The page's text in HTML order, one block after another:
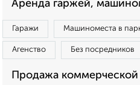
Аренда гаржей,
Гаражи Машиноместа в
Агенство Без посредников
Продажа